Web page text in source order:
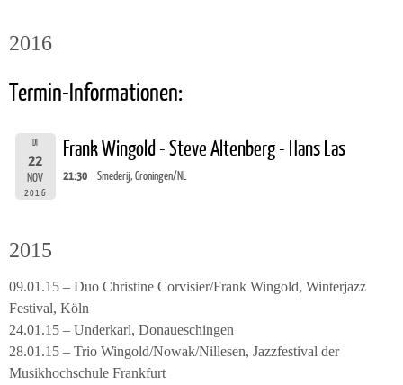
2016
Termin-Informationen:
DI
22
NOV
2016
Frank Wingold - Steve Altenberg - Hans Las
21:30 Smederij, Groningen/NL
2015
09.01.15 – Duo Christine Corvisier/Frank Wingold, Winterjazz
Festival, Köln
24.01.15 – Underkarl, Donaueschingen
28.01.15 – Trio Wingold/Nowak/Nillesen, Jazzfestival der
Musikhochschule Frankfurt